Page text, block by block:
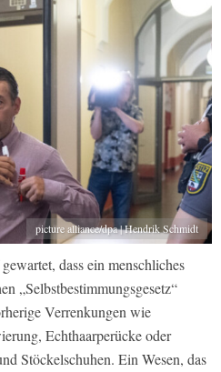
picture alliance/dpa | Hendrik Schmidt
dass ein menschliches
„Selbstbestimmungsgesetz“
Verrenkungen wie
Echthaarperücke oder
Stöckelschuhen. Ein Wesen, das